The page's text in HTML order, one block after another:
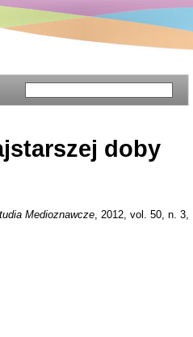
doby
Medioznawcze , 2012, vol. 50, n. 3,